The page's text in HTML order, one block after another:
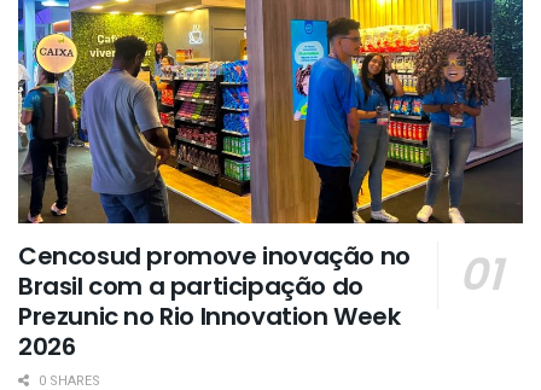
Cencosud promove inovação no
Brasil com a participação do
Prezunic no Rio Innovation Week
2026
0 SHARES